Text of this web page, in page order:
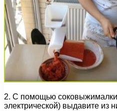
2. С помощью соковыжималки
электрической) выдавите из